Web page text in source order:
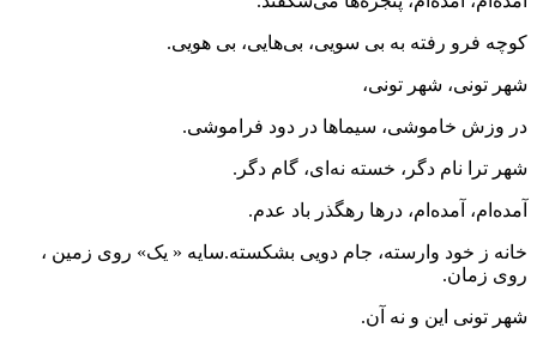
کوچه فرو رفته به بی سویی، بی‌هایی، بی هویی.
شهر تونی، شهر تونی،
در وزش خاموشی، سیماها در دود فراموشی.
شهر ترا نام دگر، خسته نه‌ای، گام دگر.
آمده‌ام، آمده‌ام، درها رهگذر باد عدم.
خانه ز خود وارسته، جام دویی بشکسته.سایه « یک» روی زمین ،
روی زمان.
شهر تونی این و نه آن.